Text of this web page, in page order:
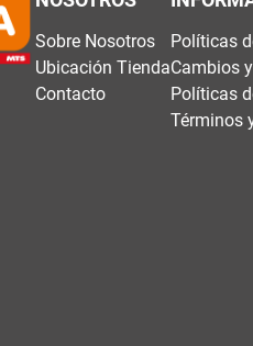
Sobre Nosotros
Ubicación Tienda
Contacto
Políticas
Cambios
Políticas
Términos